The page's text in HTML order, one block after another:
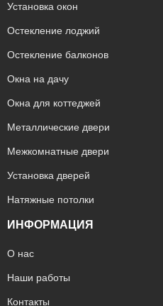
Установка окон
Остекление лоджий
Остекление балконов
Окна на дачу
Окна для коттеджей
Металлические двери
Межкомнатные двери
Установка дверей
Натяжные потолки
ИНФОРМАЦИЯ
О нас
Наши работы
Контакты